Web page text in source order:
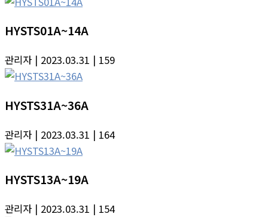
HYSTS01A~14A
관리자 | 2023.03.31 | 159
HYSTS31A~36A
관리자 | 2023.03.31 | 164
HYSTS13A~19A
관리자 | 2023.03.31 | 154